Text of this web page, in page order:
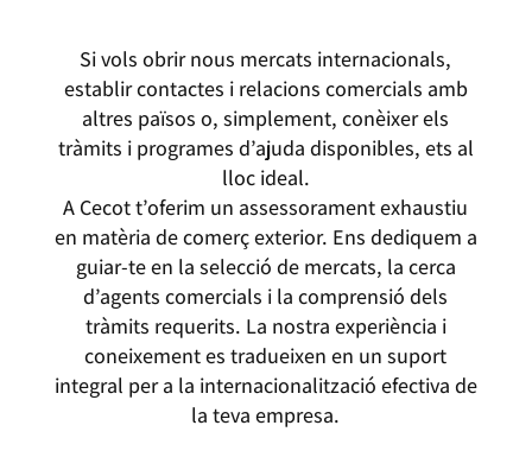
Si vols obrir nous mercats internacionals,
establir contactes i relacions comercials amb
altres països o, simplement, conèixer els
tràmits i programes d’ajuda disponibles, ets al
lloc ideal.
A Cecot t’oferim un assessorament exhaustiu
en matèria de comerç exterior. Ens dediquem a
guiar-te en la selecció de mercats, la cerca
d’agents comercials i la comprensió dels
tràmits requerits. La nostra experiència i
coneixement es tradueixen en un suport
integral per a la internacionalització efectiva de
la teva empresa.